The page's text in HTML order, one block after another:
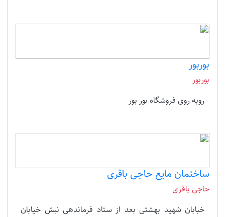
بوربور
بوربور
روبه روی فروشگاه بور بور
ساختمان مایع حاجی باقری
حاجی باقری
خبابان شهید بهشتی بعد از ستاد فرماندهی نبش خیابان